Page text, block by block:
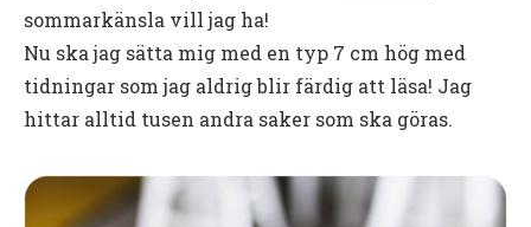
sommarkänsla vill jag ha!
Nu ska jag sätta mig med en typ 7 cm hög med
tidningar som jag aldrig blir färdig att läsa! Jag
hittar alltid tusen andra saker som ska göras.